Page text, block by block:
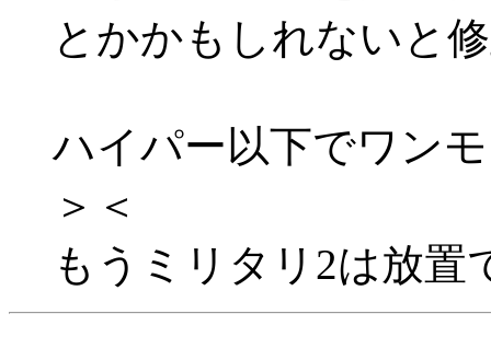
とかかもしれないと
ハイパー以下でワン
＞＜
もうミリタリ2は放置